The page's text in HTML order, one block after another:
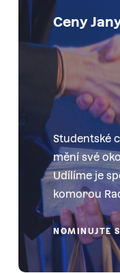
Ceny
Studentské
mění své
Udílíme je
komorou
NOMINUJTE